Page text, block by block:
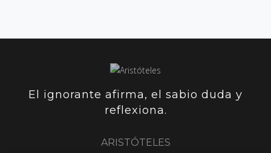
El ignorante afirma, el sabio duda y
reflexiona.
ARISTÓTELES